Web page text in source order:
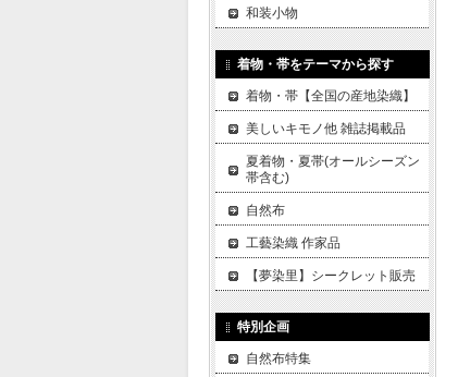
和装小物
着物・帯をテーマから探す
着物・帯【全国の産地染織】
美しいキモノ他 雑誌掲載品
夏着物・夏帯(オールシーズン
帯含む)
自然布
工藝染織 作家品
【夢染里】シークレット販売
特別企画
自然布特集